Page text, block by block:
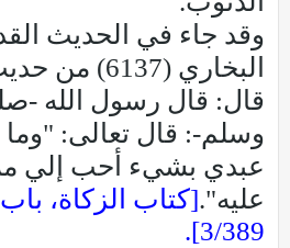
وقد جاء في الحديث
البخاري
قال: قال رسول الله -
وسلم-: قال تعالى:
عبدي بشيء أحب إلي
عليه".[كتاب الزكاة،
3/389].